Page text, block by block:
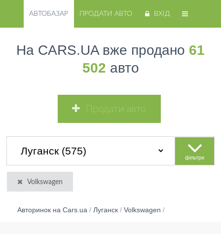
АВТОБАЗАР ПРОДАТИ АВТО ВХІД
На CARS.UA вже продано 61
502 авто
Продати авто
фільтри
Volkswagen
Авторинок на Cars.ua / Луганск / Volkswagen /